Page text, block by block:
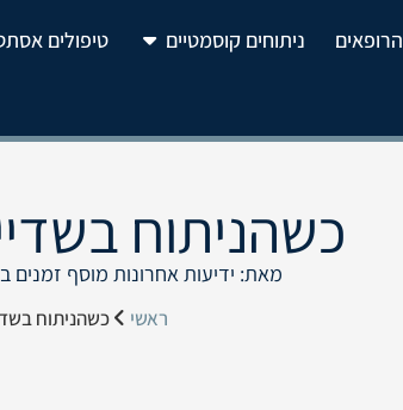
הרופאים ניתוחים קוסמטיים טיפולים
כשהניתוח
מאת: ידיעות אחרונות מוסף זמנים
ראשי כשהניתוח